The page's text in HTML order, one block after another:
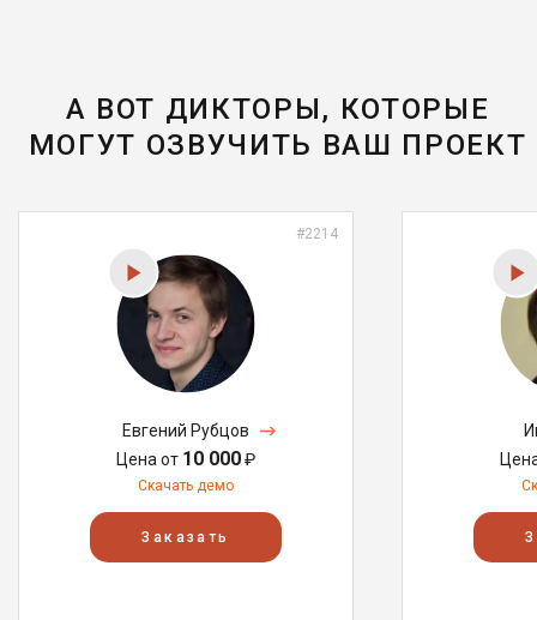
А ВОТ ДИКТОРЫ, КОТОРЫЕ
МОГУТ ОЗВУЧИТЬ ВАШ ПРОЕКТ
#2214
Евгений Рубцов
Цена от 10 000₽
Скачать демо
Заказать